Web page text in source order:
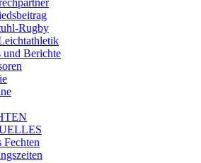
Rugby
und Berichte
Fechten